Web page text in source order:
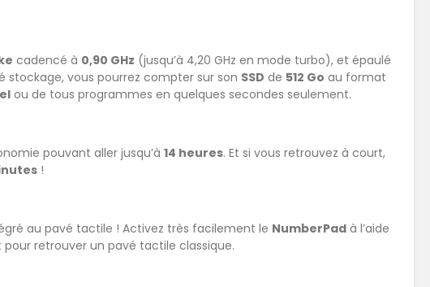
cadencé à 0,90 GHz (jusqu’à 4,20 GHz en mode turbo), et épaulé
vous pourrez compter sur son SSD de 512 Go au format
ou de tous programmes en quelques secondes seulement.
pouvant aller jusqu’à 14 heures. Et si vous retrouvez à court,
!
au pavé tactile ! Activez très facilement le NumberPad à l’aide
retrouver un pavé tactile classique.